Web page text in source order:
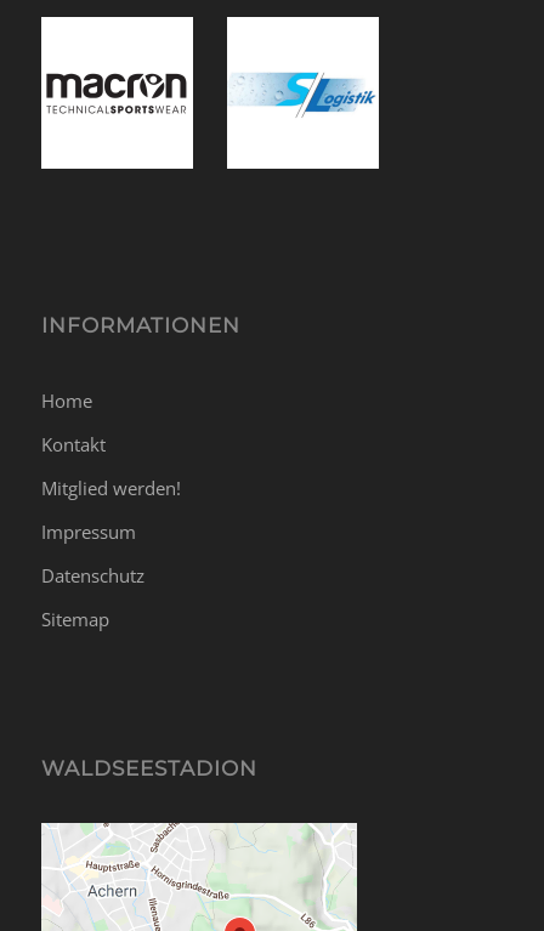
INFORMATIONEN
Home
Kontakt
Mitglied werden!
Impressum
Datenschutz
Sitemap
WALDSEESTADION